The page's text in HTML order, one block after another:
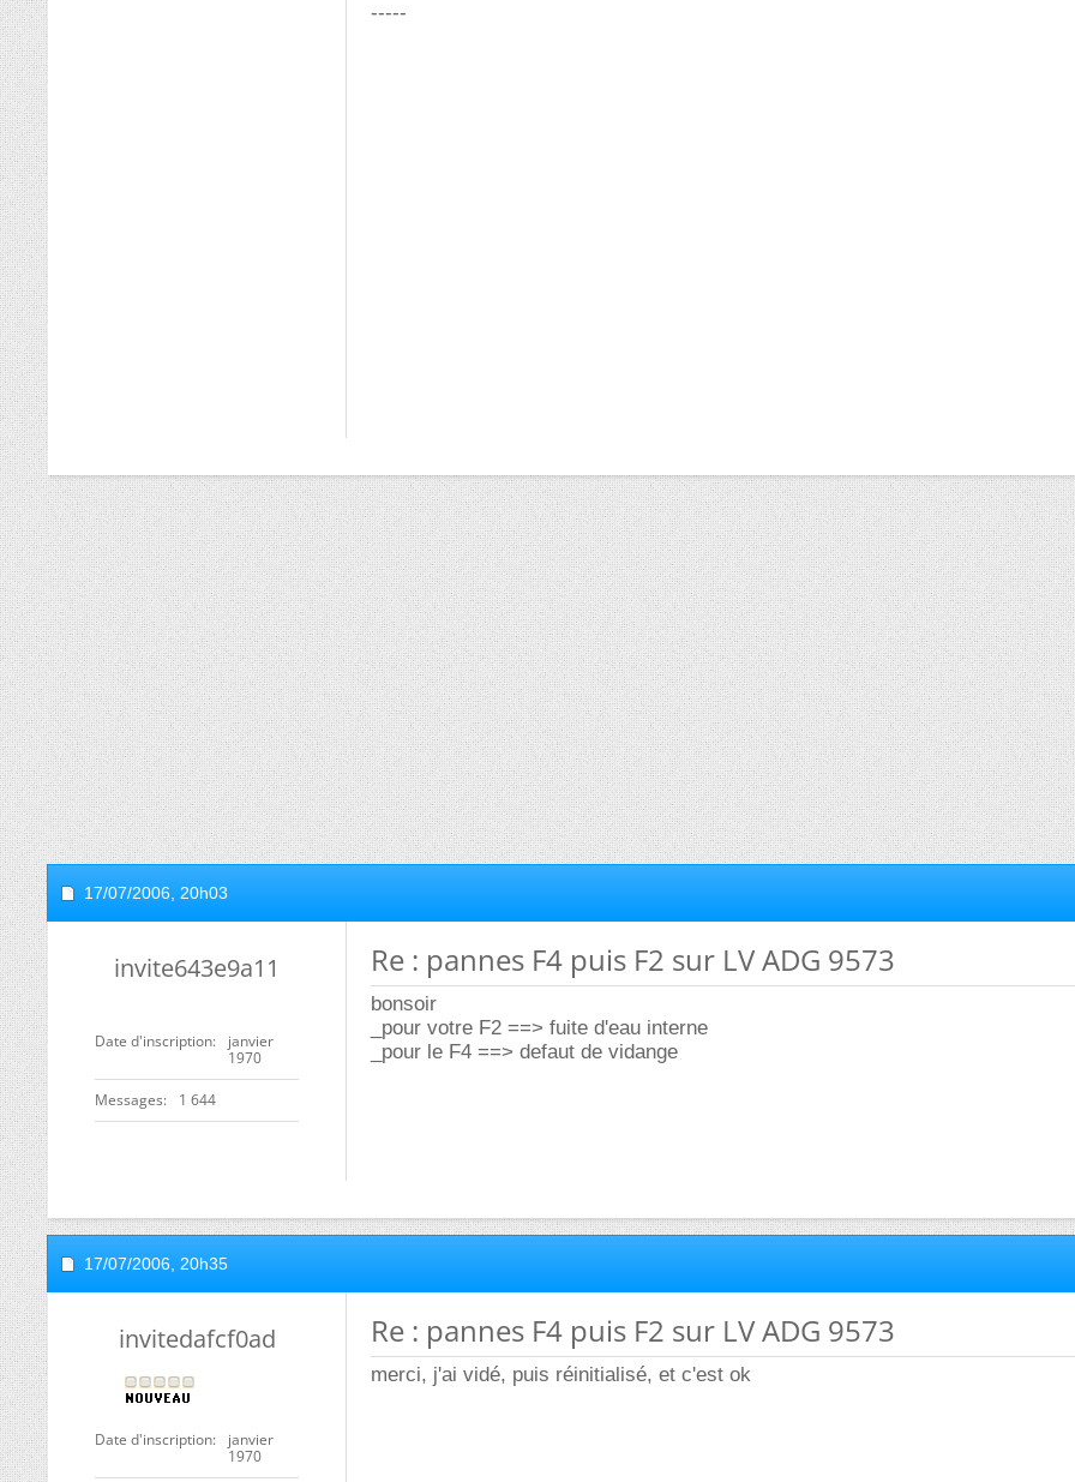
-----
17/07/2006, 20h03
invite643e9a11
Date d'inscription
janvier
1970
Messages 1 644
Re : pannes F4 puis F2 sur LV ADG 9573
bonsoir
_pour votre F2 ==> fuite d'eau interne
_pour le F4 ==> defaut de vidange
17/07/2006, 20h35
invitedafcf0ad
Date d'inscription
janvier
1970
Re : pannes F4 puis F2 sur LV ADG 9573
merci, j'ai vidé, puis réinitialisé, et c'est ok